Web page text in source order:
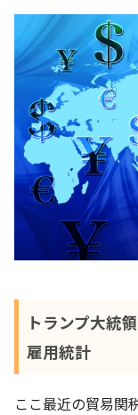
トランプ大統
雇用統計
ここ最近の貿易関